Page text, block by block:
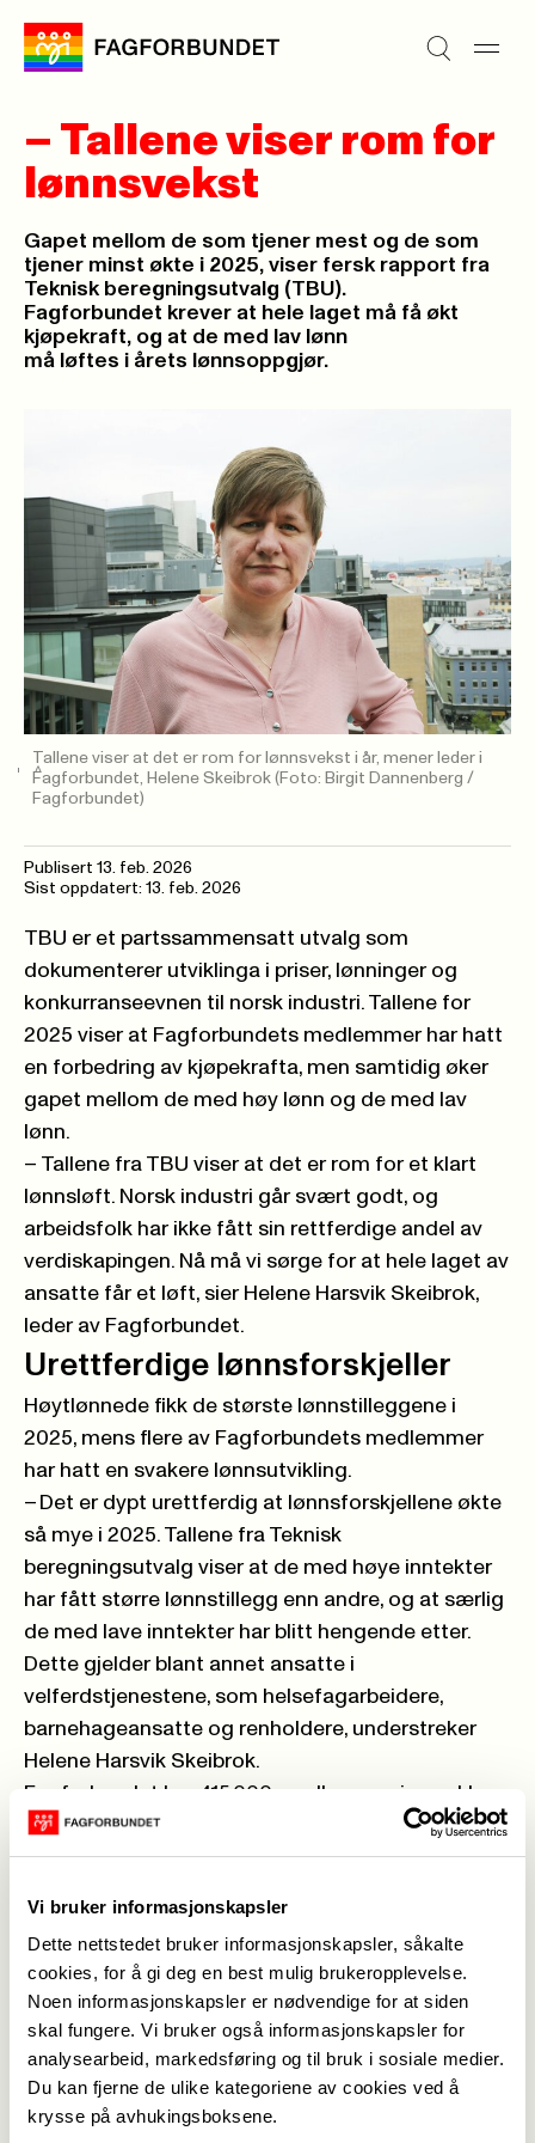
Vi bruker informasjonskapsler
Dette nettstedet bruker informasjonskapsler, såkalte
cookies, for å gi deg en best mulig brukeropplevelse.
Noen informasjonskapsler er nødvendige for at siden
skal fungere. Vi bruker også informasjonskapsler for
analysearbeid, markedsføring og til bruk i sosiale medier.
Du kan fjerne de ulike kategoriene av cookies ved å
krysse på avhukingsboksene.
– Tallene viser rom for
lønnsvekst
Gapet mellom de som tjener mest og de som
tjener minst økte i 2025, viser fersk rapport fra
Teknisk beregningsutvalg (TBU).
Fagforbundet krever at hele laget må få økt
kjøpekraft, og at de med lav lønn
må løftes i årets lønnsoppgjør.
Tallene viser at det er rom for lønnsvekst i år, mener leder i
Fagforbundet, Helene Skeibrok (Foto: Birgit Dannenberg /
Fagforbundet)
Publisert 13. feb. 2026
Sist oppdatert: 13. feb. 2026
TBU er et partssammensatt utvalg som
dokumenterer utviklinga i priser, lønninger og
konkurranseevnen til norsk industri. Tallene for
2025 viser at Fagforbundets medlemmer har hatt
en forbedring av kjøpekrafta, men samtidig øker
gapet mellom de med høy lønn og de med lav
lønn.
– Tallene fra TBU viser at det er rom for et klart
lønnsløft. Norsk industri går svært godt, og
arbeidsfolk har ikke fått sin rettferdige andel av
verdiskapingen. Nå må vi sørge for at hele laget av
ansatte får et løft, sier Helene Harsvik Skeibrok,
leder av Fagforbundet.
Urettferdige lønnsforskjeller
Høytlønnede fikk de største lønnstilleggene i
2025, mens flere av Fagforbundets medlemmer
har hatt en svakere lønnsutvikling.
– Det er dypt urettferdig at lønnsforskjellene økte
så mye i 2025. Tallene fra Teknisk
beregningsutvalg viser at de med høye inntekter
har fått større lønnstillegg enn andre, og at særlig
de med lave inntekter har blitt hengende etter.
Dette gjelder blant annet ansatte i
velferdstjenestene, som helsefagarbeidere,
barnehageansatte og renholdere, understreker
Helene Harsvik Skeibrok.
Fagforbundet har 415 000 medlemmer i en rekke
ulike yrker, både i offentlig og privat sektor.
Skeibrok er særlig bekymret for at den uheldige
Sakker akterut
Industri-Norge går godt, og ansatte i industrien
kunne bokføre hele 5,1 prosent lønnsvekst i fjor.
Samtidig kan vi registrere en lavere økning i
helsetjenesten og kommunene. Der har
årslønnsveksten vært 4,3 prosent i sykehusene og
4,6 prosent for ansatte i kommunene, altså